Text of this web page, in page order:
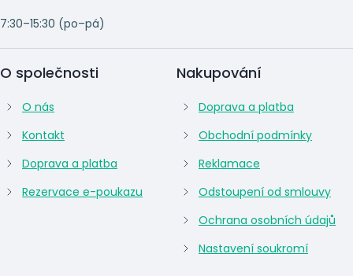
7:30–15:30 (po–pá)
O společnosti
O nás
Kontakt
Doprava a platba
Rezervace e-poukazu
Nakupování
Doprava a platba
Obchodní podmínky
Reklamace
Odstoupení od smlouvy
Ochrana osobních údajů
Nastavení soukromí